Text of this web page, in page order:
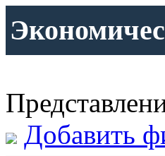
Добавить